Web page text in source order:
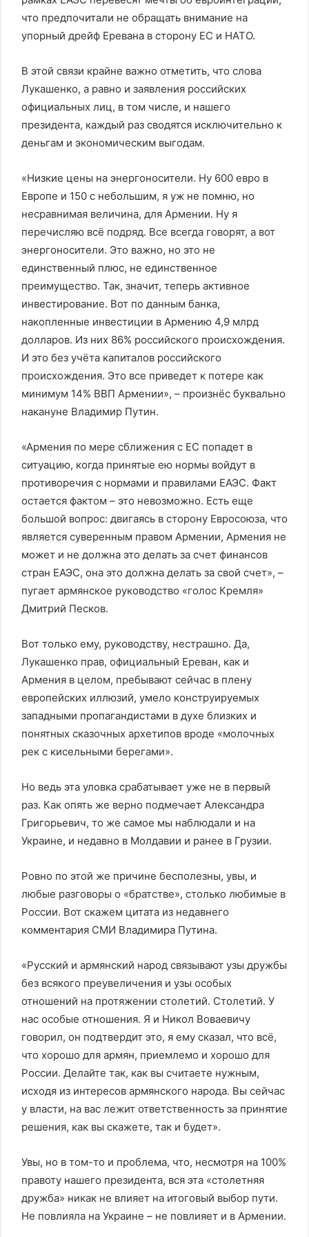
что предпочитали не обращать внимание на
упорный дрейф Еревана в сторону ЕС и НАТО.
В этой связи крайне важно отметить, что слова
Лукашенко, а равно и заявления российских
официальных лиц, в том числе, и нашего
президента, каждый раз сводятся исключительно к
деньгам и экономическим выгодам.
«Низкие цены на энергоносители. Ну 600 евро в
Европе и 150 с небольшим, я уж не помню, но
несравнимая величина, для Армении. Ну я
перечисляю всё подряд. Все всегда говорят, а вот
энергоносители. Это важно, но это не
единственный плюс, не единственное
преимущество. Так, значит, теперь активное
инвестирование. Вот по данным банка,
накопленные инвестиции в Армению 4,9 млрд
долларов. Из них 86% российского происхождения.
И это без учёта капиталов российского
происхождения. Это все приведет к потере как
минимум 14% ВВП Армении», – произнёс буквально
накануне Владимир Путин.
«Армения по мере сближения с ЕС попадет в
ситуацию, когда принятые ею нормы войдут в
противоречия с нормами и правилами ЕАЭС. Факт
остается фактом – это невозможно. Есть еще
большой вопрос: двигаясь в сторону Евросоюза, что
является суверенным правом Армении, Армения не
может и не должна это делать за счет финансов
стран ЕАЭС, она это должна делать за свой счет», –
пугает армянское руководство «голос Кремля»
Дмитрий Песков.
Вот только ему, руководству, нестрашно. Да,
Лукашенко прав, официальный Ереван, как и
Армения в целом, пребывают сейчас в плену
европейских иллюзий, умело конструируемых
западными пропагандистами в духе близких и
понятных сказочных архетипов вроде «молочных
рек с кисельными берегами».
Но ведь эта уловка срабатывает уже не в первый
раз. Как опять же верно подмечает Александра
Григорьевич, то же самое мы наблюдали и на
Украине, и недавно в Молдавии и ранее в Грузии.
Ровно по этой же причине бесполезны, увы, и
любые разговоры о «братстве», столько любимые в
России. Вот скажем цитата из недавнего
комментария СМИ Владимира Путина.
«Русский и армянский народ связывают узы дружбы
без всякого преувеличения и узы особых
отношений на протяжении столетий. Столетий. У
нас особые отношения. Я и Никол Воваевичу
говорил, он подтвердит это, я ему сказал, что всё,
что хорошо для армян, приемлемо и хорошо для
России. Делайте так, как вы считаете нужным,
исходя из интересов армянского народа. Вы сейчас
у власти, на вас лежит ответственность за принятие
решения, как вы скажете, так и будет».
Увы, но в том-то и проблема, что, несмотря на 100%
правоту нашего президента, вся эта «столетняя
дружба» никак не влияет на итоговый выбор пути.
Не повлияла на Украине – не повлияет и в Армении.